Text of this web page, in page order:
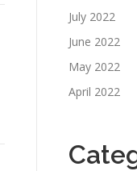
July 2022
June 2022
May 2022
April 2022